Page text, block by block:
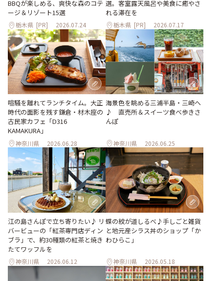
BBQが楽しめる、爽快な森のコテ
ージ＆リゾート15選
栃木県 [PR] 2026.07.24
選。客室露天風呂や美食に癒やさ
れる滞在を
栃木県 [PR] 2026.07.17
喧騒を離れてランチタイム。大正
時代の面影を残す鎌倉・材木座の
古民家カフェ「D316
KAMAKURA」
神奈川県 2026.06.28
海景色を眺める三浦半島・三崎へ
♪ 直売所＆スイーツ食べ歩きさ
んぽ
神奈川県 2026.06.25
江の島さんぽで立ち寄りたい♪ リ
バービューの「紅茶専門店ディン
ブラ」で、約30種類の紅茶と焼き
たてワッフルを
神奈川県 2026.06.12
蝶の紋が道しるべ♪手しごと雑貨
と地元産シラス丼のショップ「か
わひらこ」
神奈川県 2026.05.18